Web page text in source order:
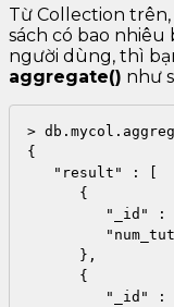
Từ Collection
sách có bao nhiêu
người dùng, thì
aggregate() như
>
{
   "result" : [
      {
"_id" :
      },
      {
"_id" :